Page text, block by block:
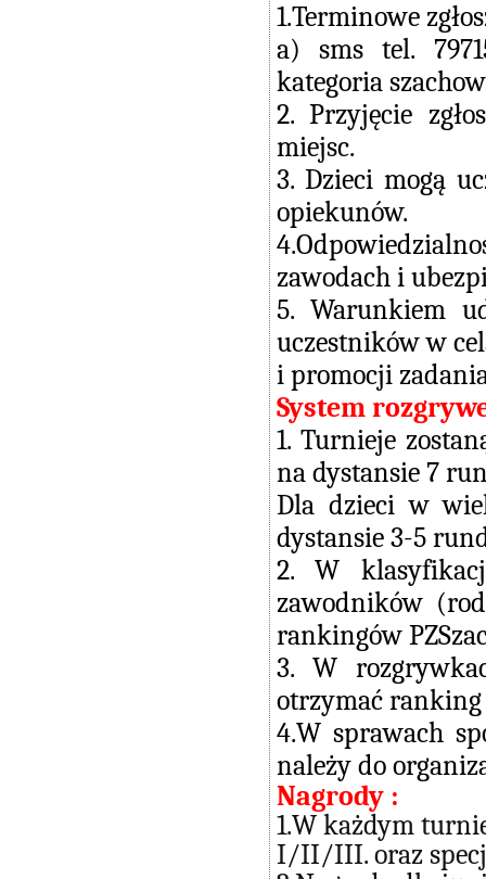
1.Terminowe
a) sms tel.
kategoria
2. Przyjęcie
miejsc.
3. Dzieci mogą
opiekunów.
zawodach i
5. Warunkiem
uczestników w
i promocji
System
1. Turnieje
na dystansie 7
Dla dzieci w
dystansie 3-5
2. W
zawodników
rankingów
3. W
otrzymać
4.W sprawach
należy do
Nagrody :
1.W każdym
I/II/III. oraz